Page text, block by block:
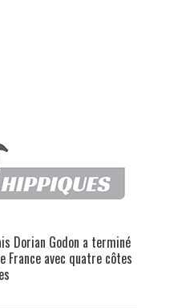
Dorian Godon a terminé
France avec quatre côtes